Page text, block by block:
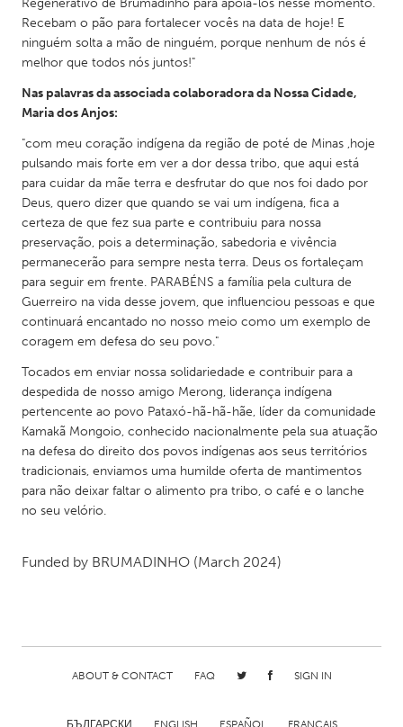
SINGAPORE
Singapore
Glasgow
UNITED STATES
Ann Arbor, MI
Austin, TX
Baltimore, MD
Boston, MA
Burlingame-San Mateo, CA
Cass Clay
Chicago, IL
Cleveland, OH
Detroit, MI
Durham, NC
Gainesville, FL
Georgetown, MA
Gloucester, MA
Hamilton-Wenham, MA
Ipswich, MA
Key West, FL
Los Angeles, CA
Miami, FL
New York City, NY
Newburgh, NY
Newburyport, MA
North Minneapolis, MN
Peekskill, NY
Philadelphia, PA
Rockport, MA
San Antonio, TX
San Francisco, CA
San Jose, CA
Recebam o pão para fortalecer vocês na data de hoje! E
ninguém solta a mão de ninguém, porque nenhum de nós é
melhor que todos nós juntos!"
Nas palavras da associada colaboradora da Nossa Cidade,
Maria dos Anjos:
"com meu coração indígena da região de poté de Minas ,hoje
pulsando mais forte em ver a dor dessa tribo, que aqui está
para cuidar da mãe terra e desfrutar do que nos foi dado por
Deus, quero dizer que quando se vai um indígena, fica a
certeza de que fez sua parte e contribuiu para nossa
preservação, pois a determinação, sabedoria e vivência
permanecerão para sempre nesta terra. Deus os fortaleçam
para seguir em frente. PARABÉNS a família pela cultura de
Guerreiro na vida desse jovem, que influenciou pessoas e que
continuará encantado no nosso meio como um exemplo de
coragem em defesa do seu povo."
Tocados em enviar nossa solidariedade e contribuir para a
despedida de nosso amigo Merong, liderança indígena
pertencente ao povo Pataxó-hã-hã-hãe, líder da comunidade
Kamakã Mongoio, conhecido nacionalmente pela sua atuação
na defesa do direito dos povos indígenas aos seus territórios
tradicionais, enviamos uma humilde oferta de mantimentos
para não deixar faltar o alimento pra tribo, o café e o lanche
no seu velório.
Funded by BRUMADINHO (March 2024)
ABOUT & CONTACT FAQ SIGN IN
БЪЛГАРСКИ ENGLISH ESPAÑOL FRANÇAIS